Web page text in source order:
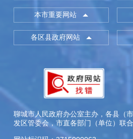
本市重要网站
各区县政府网站
聊城市人民政府办公室主办，各县（
发区管委会，市直各部门（单位）联